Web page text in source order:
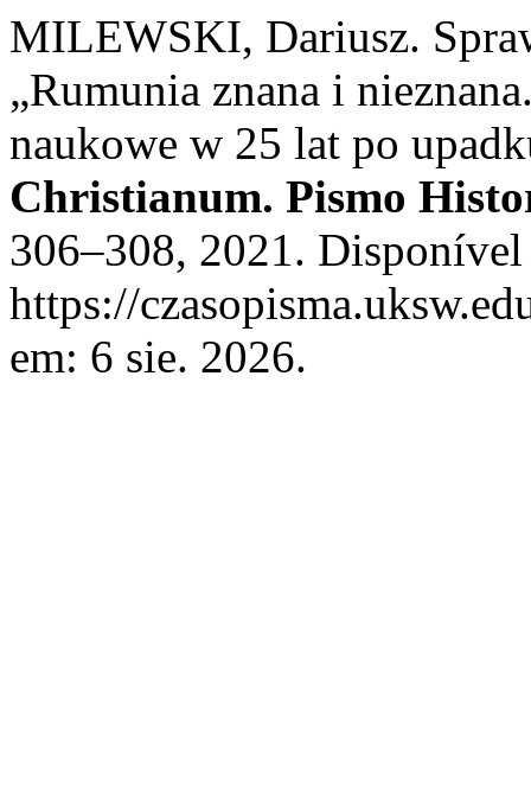
MILEWSKI, Dariusz.
„Rumunia znana i
naukowe w 25 lat po
Christianum. Pismo
306–308, 2021. Disponível
https://
em: 6 sie. 2026.